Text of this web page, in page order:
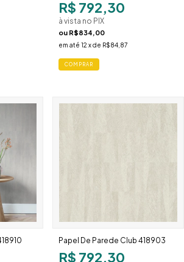
R$ 792,30
à vista no PIX
ou R$834,00
em até 12 x de R$84,87
Papel De Parede Club 418903
R$ 792,30